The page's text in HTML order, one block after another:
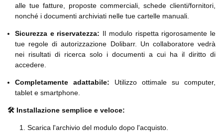
alle tue fatture, proposte commerciali, schede clienti/fornitori,
nonché i documenti archiviati nelle tue cartelle manuali.
Sicurezza e riservatezza: Il modulo rispetta rigorosamente le
tue regole di autorizzazione Dolibarr. Un collaboratore vedrà
nei risultati di ricerca solo i documenti a cui ha il diritto di
accedere.
Completamente adattabile: Utilizzo ottimale su computer,
tablet e smartphone.
🛠️ Installazione semplice e veloce:
Scarica l'archivio del modulo dopo l'acquisto.